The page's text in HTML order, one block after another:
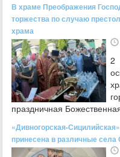
В храме Преображения
торжества по случаю
храма
2
праздничная
«Дивногорская-
принесена в различные села